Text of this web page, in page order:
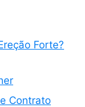
Forte?
Contrato